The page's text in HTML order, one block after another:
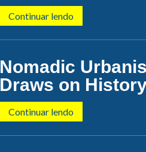
Continuar lendo
Nomadic
Draws on
Continuar lendo